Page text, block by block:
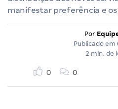
manifestar preferência e
Por
Publicado em
2 min. de
0 0